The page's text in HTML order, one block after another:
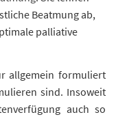
Beatmung ab,
palliative
allgemein formuliert
sind. Insoweit
auch so